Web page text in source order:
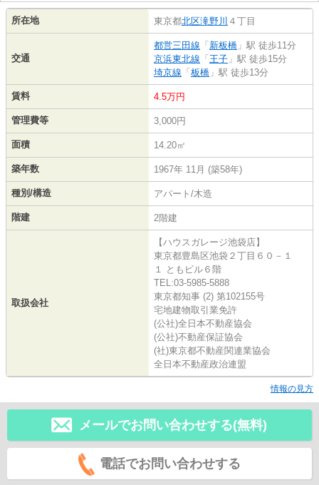
所在地 東京都北区滝野川 ４丁目
交通
都営三田線 「 新板橋 」駅 徒歩11分
京浜東北線 「 王子 」駅 徒歩15分
埼京線 「 板橋 」駅 徒歩13分
賃料 4.5万円
管理費等 3,000円
面積 14.20㎡
築年数 1967年 11月 (築58年)
種別/構造 アパート/木造
階建 2階建
取扱会社
【ハウスガレージ池袋店】
東京都豊島区池袋２丁目６０－１
１ ともビル６階
TEL:03-5985-5888
東京都知事 (2) 第102155号
宅地建物取引業免許
(公社)全日本不動産協会
(公社)不動産保証協会
(社)東京都不動産関連業協会
全日本不動産政治連盟
情報の見方
メールでお問い合わせする(無料)
電話でお問い合わせする